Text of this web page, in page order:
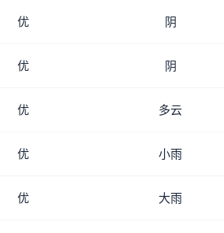
优 阴
优 阴
优 多云
优 小雨
优 大雨